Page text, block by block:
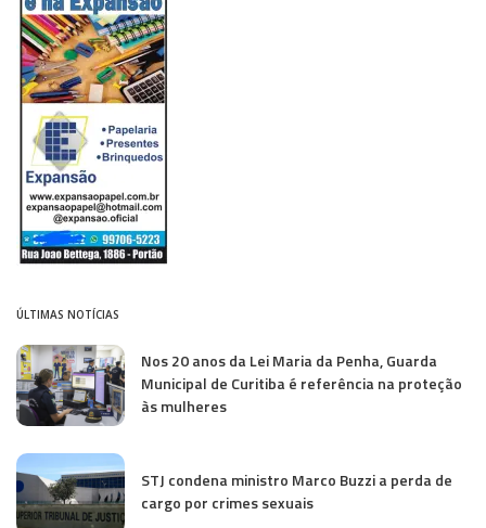
ÚLTIMAS NOTÍCIAS
Nos 20 anos da Lei Maria da Penha, Guarda
Municipal de Curitiba é referência na proteção
às mulheres
STJ condena ministro Marco Buzzi a perda de
cargo por crimes sexuais